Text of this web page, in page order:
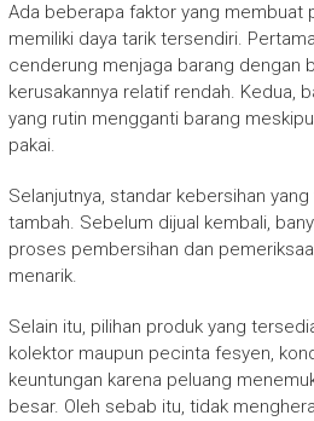
Ada beberapa faktor yang membuat
memiliki daya tarik tersendiri.
cenderung menjaga barang dengan
kerusakannya relatif rendah. Kedua,
yang rutin mengganti barang
pakai.
Selanjutnya, standar kebersihan
tambah. Sebelum dijual kembali,
proses pembersihan dan
menarik.
Selain itu, pilihan produk yang
kolektor maupun pecinta fesyen,
keuntungan karena peluang
besar. Oleh sebab itu, tidak